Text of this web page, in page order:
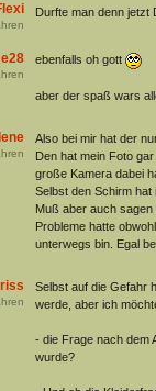
Durfte man denn jetzt
ebenfalls oh gott
aber der spaß wars
Also bei mir hat der
Den hat mein Foto
große Kamera dabei
Selbst den Schirm hat
Muß aber auch
Probleme hatte
unterwegs bin. Egal
Selbst auf die Gefahr
werde, aber ich
- die Frage nach dem
wurde?